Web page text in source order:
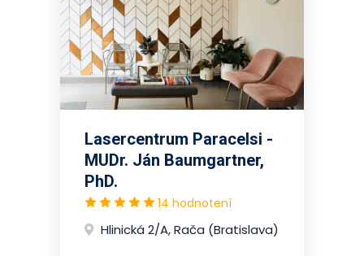
Lasercentrum Paracelsi -
MUDr. Ján Baumgartner,
PhD.
14 hodnotení
Hlinická 2/A, Rača (Bratislava)